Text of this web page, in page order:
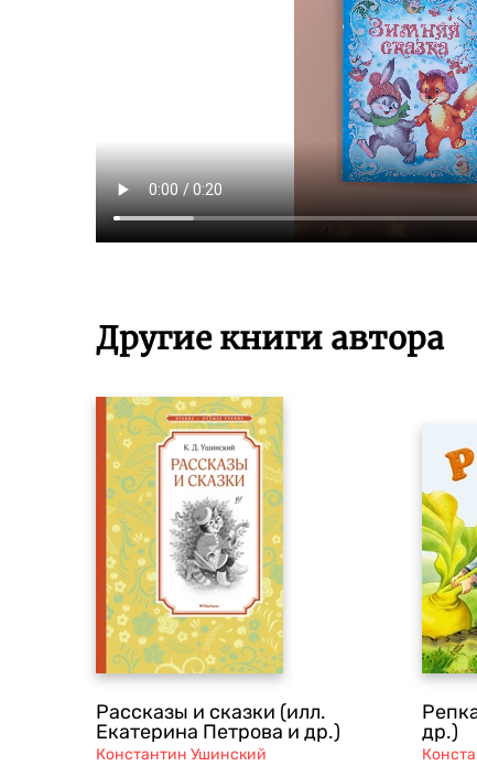
Другие книги автора
Рассказы и сказки (илл.
Екатерина Петрова и др.)
Константин Ушинский
др.)